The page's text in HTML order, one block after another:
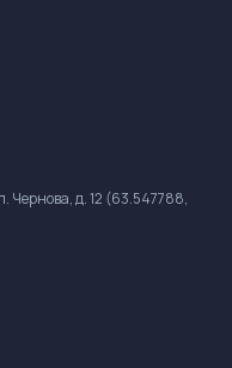
Чернова, д. 12 (63.547788,